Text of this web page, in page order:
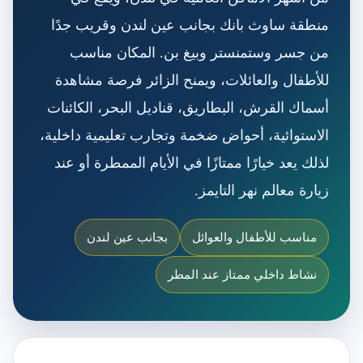
منطقة ساوث بانك بجانب عين لندن وقريب جدًا
من جسر وستمنستر وبيغ بن. المكان مناسب
للأطفال والعائلات، ويمنح الزائر فرصة مشاهدة
أسماك القرش، البطاريق، قناديل البحر، الكائنات
الاستوائية، أحواض ضخمة وتجارب تعليمية داخلية،
لذلك يعد خيارًا ممتازًا في الأيام الممطرة أو عند
زيارة معالم نهر التايمز.
مناسب للأطفال والعوائل بجانب عين لندن
نشاط داخلي ممتاز عند المطر